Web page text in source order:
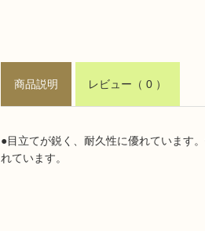
商品説明 レビュー （ 0 ）
●目立てが鋭く、耐久性に優れています
れています。